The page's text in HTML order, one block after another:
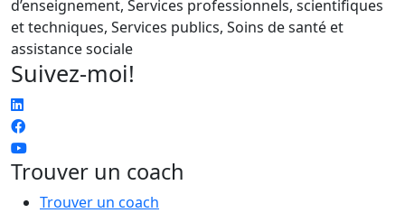
d’enseignement, Services professionnels, scientifiques
et techniques, Services publics, Soins de santé et
assistance sociale
Suivez-moi!
Trouver un coach
Trouver un coach